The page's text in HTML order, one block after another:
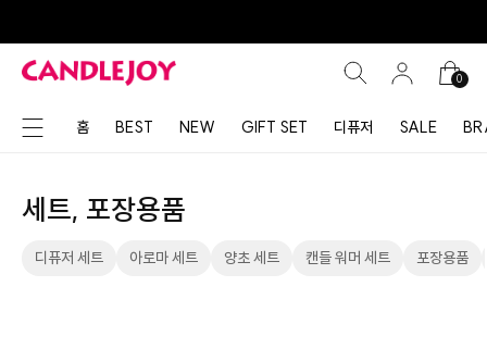
0
홈 BEST NEW GIFT SET 디퓨저 SALE
세트, 포장용품
디퓨저 세트 아로마 세트 양초 세트 캔들 워머 세트 포장용품